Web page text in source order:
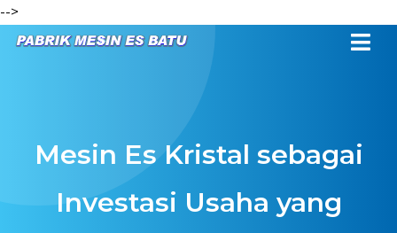
-->
Mesin Es Kristal sebagai
Investasi Usaha yang